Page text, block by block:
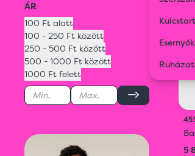
ÁR
100 Ft alatt
100 - 250 Ft között
250 - 500 Ft között
500 - 1000 Ft között
1000 Ft felett
5